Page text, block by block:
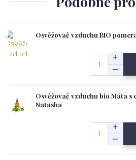
Osvěžovač vzduchu BIO
Osvěžovač vzduchu bio Máta s
Natasha